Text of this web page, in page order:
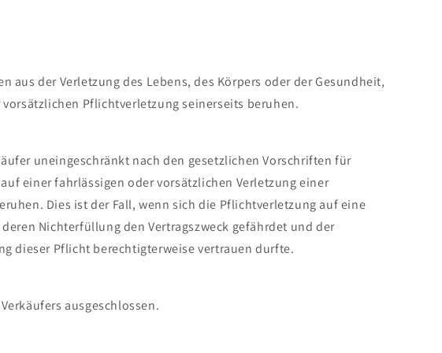
aus der Verletzung des Lebens, des Körpers oder der Gesundheit,
Pflichtverletzung seinerseits beruhen.
uneingeschränkt nach den gesetzlichen Vorschriften für
einer fahrlässigen oder vorsätzlichen Verletzung einer
Dies ist der Fall, wenn sich die Pflichtverletzung auf eine
Nichterfüllung den Vertragszweck gefährdet und der
dieser Pflicht berechtigterweise vertrauen durfte.
ausgeschlossen.